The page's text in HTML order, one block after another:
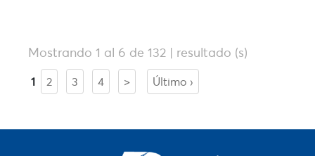
Mostrando 1 al 6 de 132 | resultado (s)
1 2 3 4 > Último ›